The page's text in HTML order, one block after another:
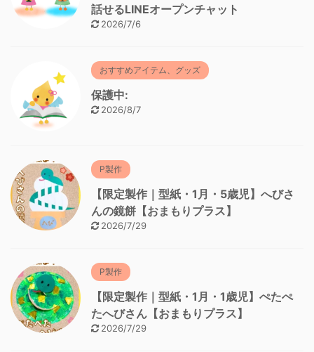
話せるLINEオープンチャット
2026/7/6
おすすめアイテム、グッズ
保護中:
2026/8/7
P製作
【限定製作｜型紙・1月・5歳児】へびさ
んの鏡餅【おまもりプラス】
2026/7/29
P製作
【限定製作｜型紙・1月・1歳児】ぺたぺ
たへびさん【おまもりプラス】
2026/7/29